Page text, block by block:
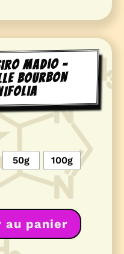
Madio –
Bourbon
50g 100g
au panier